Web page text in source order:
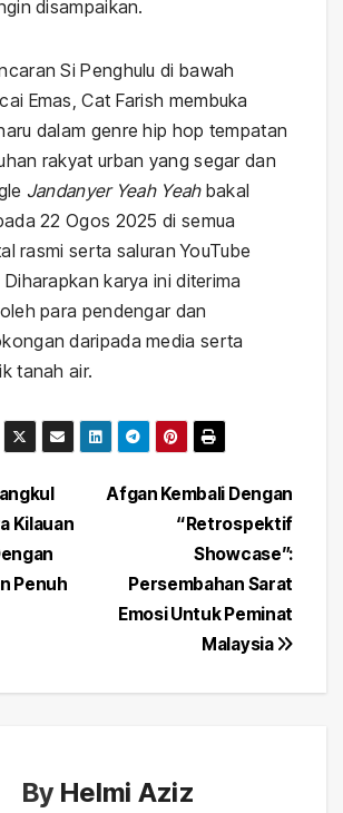
disampaikan.
Si Penghulu di bawah
Emas, Cat Farish membuka
dalam genre hip hop tempatan
rakyat urban yang segar dan
Jandanyer Yeah Yeahbakal
22 Ogos 2025 di semua
rasmi serta saluran YouTube
Diharapkan karya ini diterima
para pendengar dan
daripada media serta
tanah air.
Afgan Kembali Dengan
“Retrospektif
Showcase”:
Persembahan Sarat
Emosi Untuk Peminat
Malaysia
Kilauan
Penuh
By Helmi Aziz